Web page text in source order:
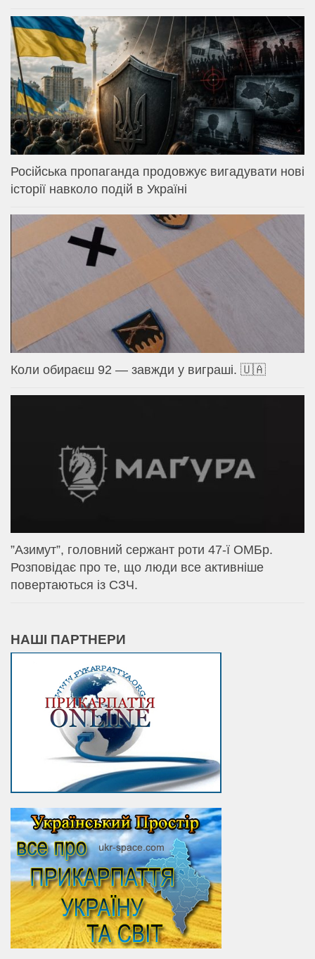
Російська пропаганда продовжує вигадувати нові
історії навколо подій в Україні
Коли обираєш 92 — завжди у виграші. 🇺🇦
⁨”Азимут”, головний сержант роти 47-ї ОМБр.
Розповідає про те, що люди все активніше
повертаються із СЗЧ.
НАШІ ПАРТНЕРИ